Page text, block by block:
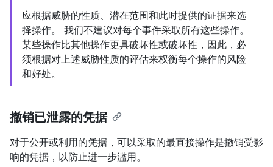
应根据威胁的性质、潜在范围和此时提供的证据来选
择操作。 我们不建议对每个事件采取所有这些操作。
某些操作比其他操作更具破坏性或破坏性，因此，必
须根据对上述威胁性质的评估来权衡每个操作的风险
和好处。
撤销已泄露的凭据
对于公开或利用的凭据，可以采取的最直接操作是撤销受影
响的凭据，以防止进一步滥用。